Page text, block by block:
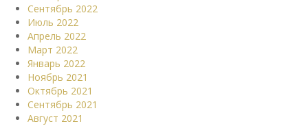
Сентябрь 2022
Июль 2022
Апрель 2022
Март 2022
Январь 2022
Ноябрь 2021
Октябрь 2021
Сентябрь 2021
Август 2021